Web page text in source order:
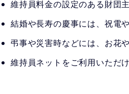
維持員料金の設定のある財団
結婚や長寿の慶事には、祝電
弔事や災害時などには、お花
維持員ネットをご利用いただけ